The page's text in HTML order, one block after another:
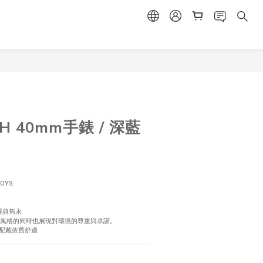
40mm手錶 / 深藍
典雋永
格的同時也展現對環境的尊重與承諾。
戴依舊舒適